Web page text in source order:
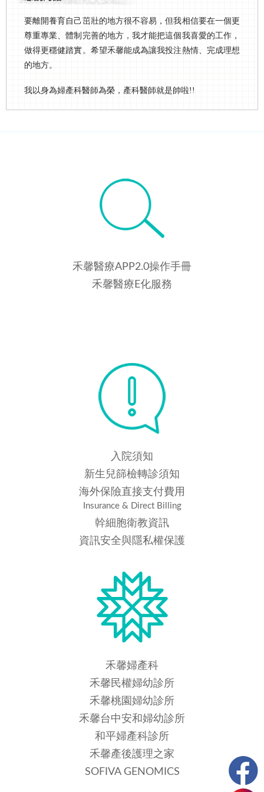
要離開養育自己茁壯的地方很不容易，但我相信要在一個更
尊重專業、體制完善的地方，我才能把這個我喜愛的工作，
做得更穩健踏實。希望禾馨能成為讓我投注熱情、完成理想
的地方。
我以身為婦產科醫師為榮，產科醫師就是帥啦!!
禾馨醫療APP2.0操作手冊
禾馨醫療E化服務
入院須知
新生兒篩檢轉診須知
海外保險直接支付費用
Insurance & Direct Billing
幹細胞衛教資訊
資訊安全與隱私權保護
禾馨婦產科
禾馨民權婦幼診所
禾馨桃園婦幼診所
禾馨台中安和婦幼診所
和平婦產科診所
禾馨產後護理之家
SOFIVA GENOMICS